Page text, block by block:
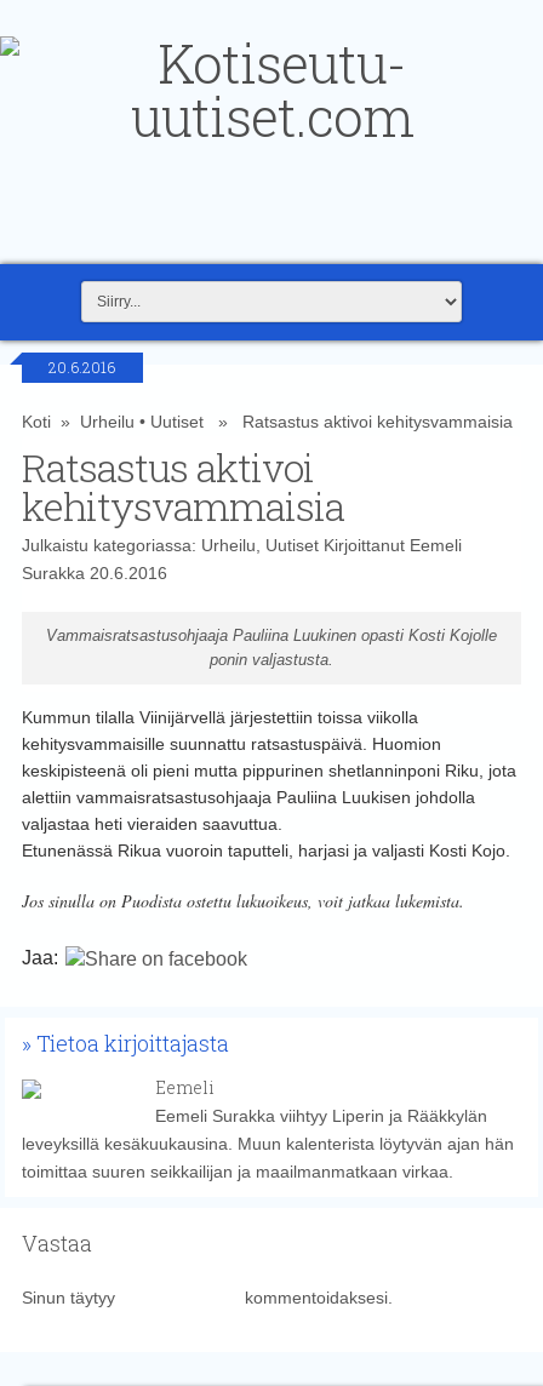
20.6.2016
Koti» Urheilu • Uutiset» Ratsastus aktivoi kehitysvammaisia
Ratsastus aktivoi
kehitysvammaisia
Julkaistu kategoriassa: Urheilu UutisetKirjoittanut Eemeli
Surakka 20.6.2016
Vammaisratsastusohjaaja Pauliina Luukinen opasti Kosti Kojolle
ponin valjastusta.
Kummun tilalla Viinijärvellä järjestettiin toissa viikolla
kehitysvammaisille suunnattu ratsastuspäivä. Huomion
keskipisteenä oli pieni mutta pippurinen shetlanninponi Riku, jota
alettiin vammaisratsastusohjaaja Pauliina Luukisen johdolla
valjastaa heti vieraiden saavuttua.
Etunenässä Rikua vuoroin taputteli, harjasi ja valjasti Kosti Kojo.
Jos sinulla on Puodista ostettu lukuoikeus, voit jatkaa lukemista.
Jaa:
Tietoa kirjoittajasta
Eemeli
Eemeli Surakka viihtyy Liperin ja Rääkkylän
leveyksillä kesäkuukausina. Muun kalenterista löytyvän ajan hän
toimittaa suuren seikkailijan ja maailmanmatkaan virkaa.
Vastaa
Sinun täytyy kommentoidaksesi.